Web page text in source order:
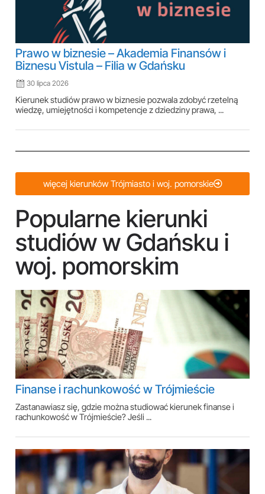
Prawo w biznesie – Akademia Finansów i
Biznesu Vistula – Filia w Gdańsku
30 lipca 2026
Kierunek studiów prawo w biznesie pozwala zdobyć rzetelną
wiedzę, umiejętności i kompetencje z dziedziny prawa, ...
więcej kierunków Trójmiasto i woj. pomorskie
Popularne kierunki
studiów w Gdańsku i
woj. pomorskim
Finanse i rachunkowość w Trójmieście
Zastanawiasz się, gdzie można studiować kierunek finanse i
rachunkowość w Trójmieście? Jeśli ...